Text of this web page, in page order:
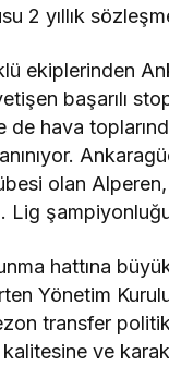
2 yıllık
ekiplerinden
başarılı
de hava
olan Alperen,
Lig
hattına
Yönetim
transfer
ve